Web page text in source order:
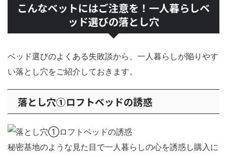
こんなベットにはご注意を！一人暮らしベ
ッド選びの落とし穴
ベッド選びのよくある失敗談から、一人暮らしが陥りやす
い落とし穴をご紹介しておきます。
落とし穴①ロフトベッドの誘惑
秘密基地のような見た目で一人暮らしの心を誘惑し購入に